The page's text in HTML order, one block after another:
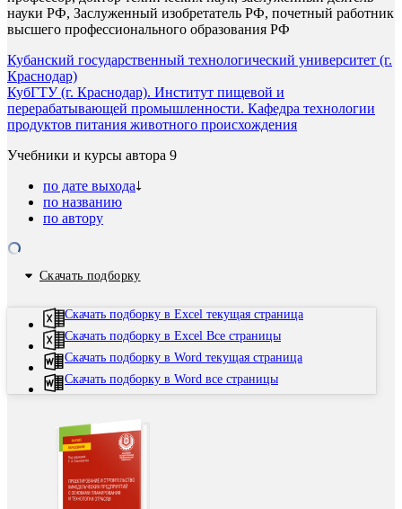
науки РФ, Заслуженный изобретатель РФ, почетный работник
высшего профессионального образования РФ
Кубанский государственный технологический университет (г.
Краснодар)
КубГТУ (г. Краснодар). Институт пищевой и
перерабатывающей промышленности. Кафедра технологии
продуктов питания животного происхождения
Учебники и курсы автора 9
по дате выхода
по названию
по автору
Скачать подборку
Скачать подборку в Excel текущая страница
Скачать подборку в Excel Все страницы
Скачать подборку в Word текущая страница
Скачать подборку в Word все страницы